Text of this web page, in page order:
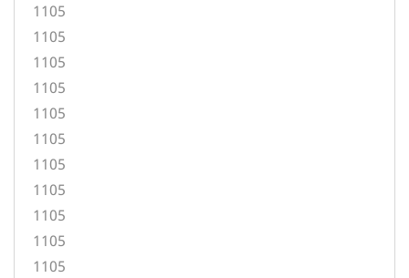
1105
1105
1105
1105
1105
1105
1105
1105
1105
1105
1105